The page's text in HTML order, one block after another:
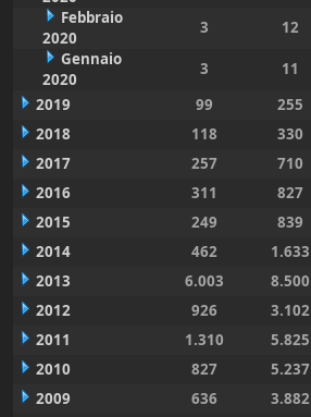
Febbraio
2020
3 12
Gennaio
2020
3 11
2019
99 255
2018
118 330
2017
257 710
2016
311 827
2015
249 839
2014
462 1.633
2013
6.003 8.500
2012
926 3.102
2011
1.310 5.825
2010
827 5.237
2009
636 3.882